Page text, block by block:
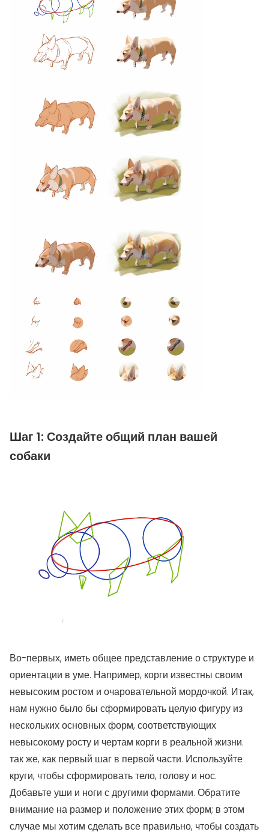
Шаг 1: Создайте общий план вашей
собаки
Во-первых, иметь общее представление о структуре и
ориентации в уме. Например, корги известны своим
невысоким ростом и очаровательной мордочкой. Итак,
нам нужно было бы сформировать целую фигуру из
нескольких основных форм, соответствующих
невысокому росту и чертам корги в реальной жизни.
так же, как первый шаг в первой части. Используйте
круги, чтобы сформировать тело, голову и нос.
Добавьте уши и ноги с другими формами. Обратите
внимание на размер и положение этих форм; в этом
случае мы хотим сделать все правильно, чтобы создать